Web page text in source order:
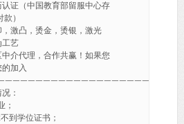
证（中国教育部留服中心存
）
，激凸，烫金，烫银，激光
工艺
介代理，合作共赢！如果您
加入
：
；
到学位证书；